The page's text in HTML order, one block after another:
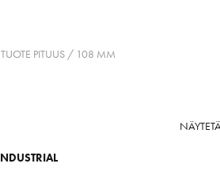
PITUUS / 108 MM